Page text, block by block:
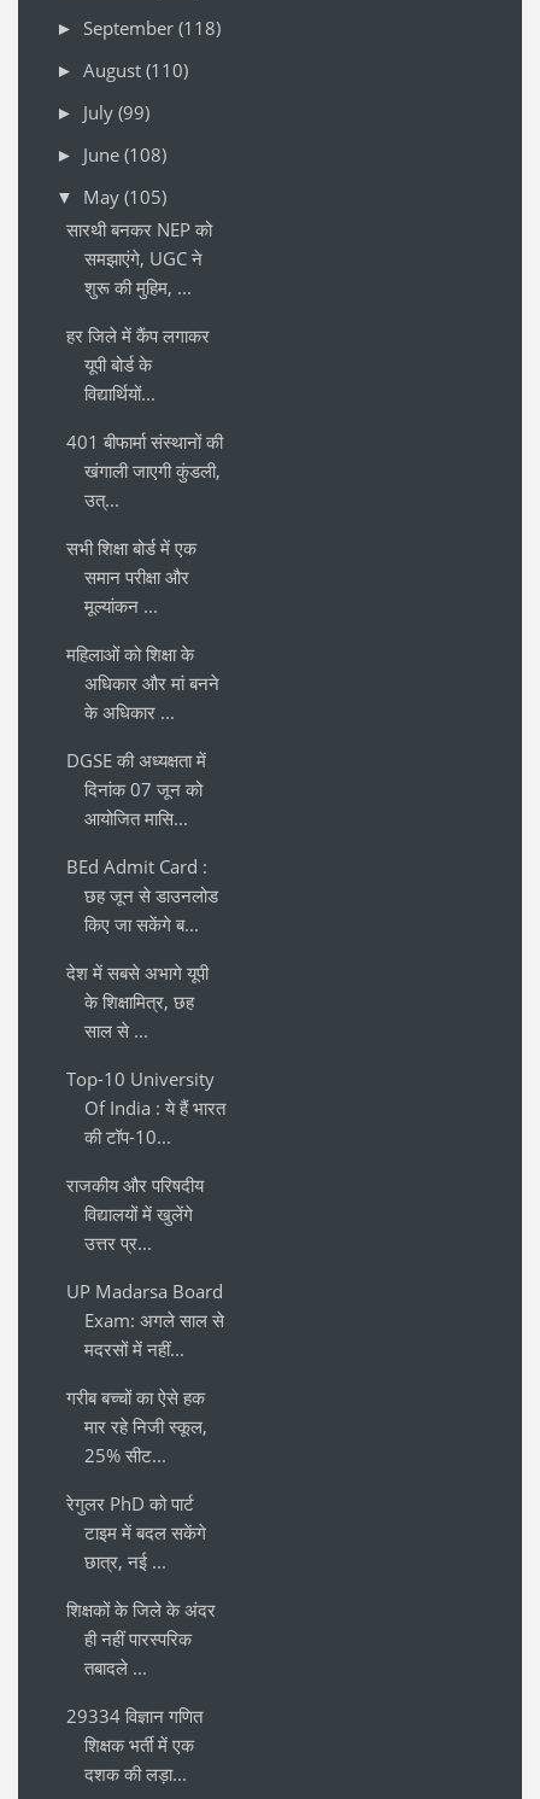
► September (118)
► August (110)
► July (99)
► June (108)
▼ May (105)
सारथी बनकर NEP को
समझाएंगे, UGC ने
शुरू की मुहिम, ...
हर जिले में कैंप लगाकर
यूपी बोर्ड के
विद्यार्थियों...
401 बीफार्मा संस्थानों की
खंगाली जाएगी कुंडली,
उत्...
सभी शिक्षा बोर्ड में एक
समान परीक्षा और
मूल्यांकन ...
महिलाओं को शिक्षा के
अधिकार और मां बनने
के अधिकार ...
DGSE की अध्यक्षता में
दिनांक 07 जून को
आयोजित मासि...
BEd Admit Card :
छह जून से डाउनलोड
किए जा सकेंगे ब...
देश में सबसे अभागे यूपी
के शिक्षामित्र, छह
साल से ...
Top-10 University
Of India : ये हैं भारत
की टॉप-10...
राजकीय और परिषदीय
विद्यालयों में खुलेंगे
उत्तर प्र...
UP Madarsa Board
Exam: अगले साल से
मदरसों में नहीं...
गरीब बच्चों का ऐसे हक
मार रहे निजी स्कूल,
25% सीट...
रेगुलर PhD को पार्ट
टाइम में बदल सकेंगे
छात्र, नई ...
शिक्षकों के जिले के अंदर
ही नहीं पारस्परिक
तबादले ...
29334 विज्ञान गणित
शिक्षक भर्ती में एक
दशक की लड़ा...